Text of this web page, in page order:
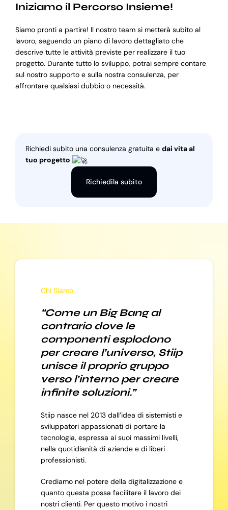
Iniziamo il Percorso Insieme!
Siamo pronti a partire! Il nostro team si metterà subito al
lavoro, seguendo un piano di lavoro dettagliato che
descrive tutte le attività previste per realizzare il tuo
progetto. Durante tutto lo sviluppo, potrai sempre contare
sul nostro supporto e sulla nostra consulenza, per
affrontare qualsiasi dubbio o necessità.
Richiedi subito una consulenza gratuita e dai vita al
tuo progetto
Richiedila subito
Chi Siamo
“Come un Big Bang al
contrario dove le
componenti esplodono
per creare l’universo, Stiip
unisce il proprio gruppo
verso l’interno per creare
infinite soluzioni.”
Stiip nasce nel 2013 dall’idea di sistemisti e
sviluppatori appassionati di portare la
tecnologia, espressa ai suoi massimi livelli,
nella quotidianità di aziende e di liberi
professionisti.
Crediamo nel potere della digitalizzazione e
quanto questa possa facilitare il lavoro dei
nostri clienti. Per questo motivo i nostri